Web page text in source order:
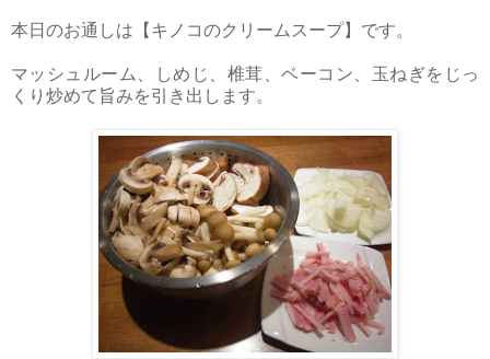
本日のお通しは【キノコのクリームスープ】です。
マッシュルーム、しめじ、椎茸、ベーコン、玉ねぎをじっ
くり炒めて旨みを引き出します。